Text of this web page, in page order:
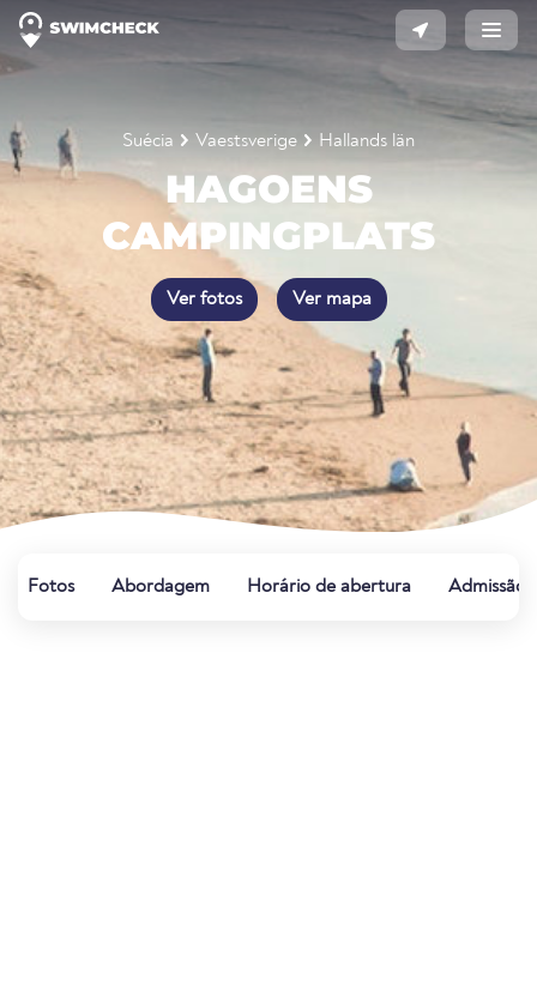
Suécia Vaestsverige Hallands län
HAGOENS
CAMPINGPLATS
Ver fotos Ver mapa
Fotos Abordagem Horário de abertura Admissão